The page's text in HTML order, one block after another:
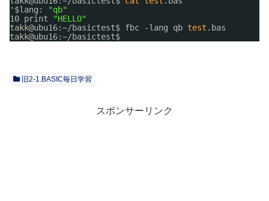
'$lang:
"qb"
10 print
"HELLO"
takk@ubu16:~/basictest$ fbc -lang qb test .bas
takk@ubu16:~/basictest$
旧2-1.BASIC毎日学習
スポンサーリンク